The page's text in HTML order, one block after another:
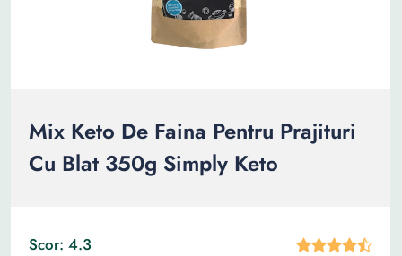
Mix Keto De Faina Pentru Prajituri
Cu Blat 350g Simply Keto
Scor: 4.3